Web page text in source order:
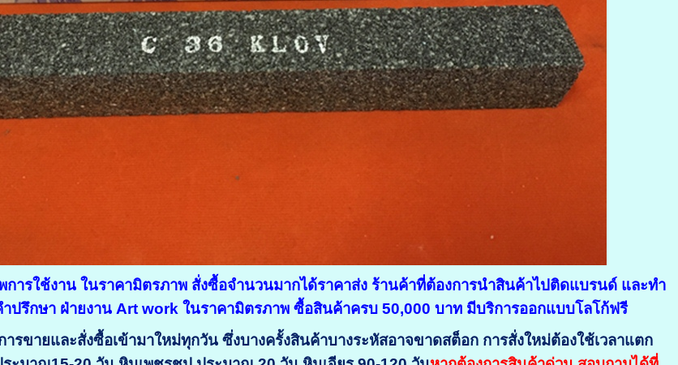
รใช้งาน ในราคามิตรภาพ สั่งซื้อจำนวนมากได้ราคาส่ง ร้านค้าที่ต้องการนำสินค้าไปติดแบรนด์ และทำ
ปรึกษา ฝ่ายงาน Art work ในราคามิตรภาพ ซื้อสินค้าครบ 50,000 บาท มีบริการออกแบบโลโก้ฟรี
รขายและสั่งซื้อเข้ามาใหม่ทุกวัน ซึ่งบางครั้งสินค้าบางระหัสอาจขาดสต็อก การสั่งใหม่ต้องใช้เวลาแตก